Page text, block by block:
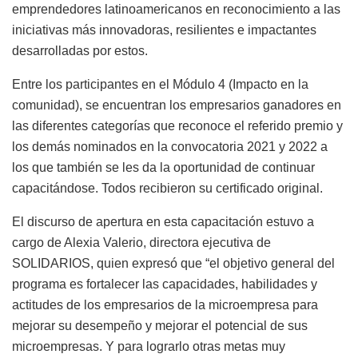
emprendedores latinoamericanos en reconocimiento a las
iniciativas más innovadoras, resilientes e impactantes
desarrolladas por estos.
Entre los participantes en el Módulo 4 (Impacto en la
comunidad), se encuentran los empresarios ganadores en
las diferentes categorías que reconoce el referido premio y
los demás nominados en la convocatoria 2021 y 2022 a
los que también se les da la oportunidad de continuar
capacitándose. Todos recibieron su certificado original.
El discurso de apertura en esta capacitación estuvo a
cargo de Alexia Valerio, directora ejecutiva de
SOLIDARIOS, quien expresó que “el objetivo general del
programa es fortalecer las capacidades, habilidades y
actitudes de los empresarios de la microempresa para
mejorar su desempeño y mejorar el potencial de sus
microempresas. Y para lograrlo otras metas muy